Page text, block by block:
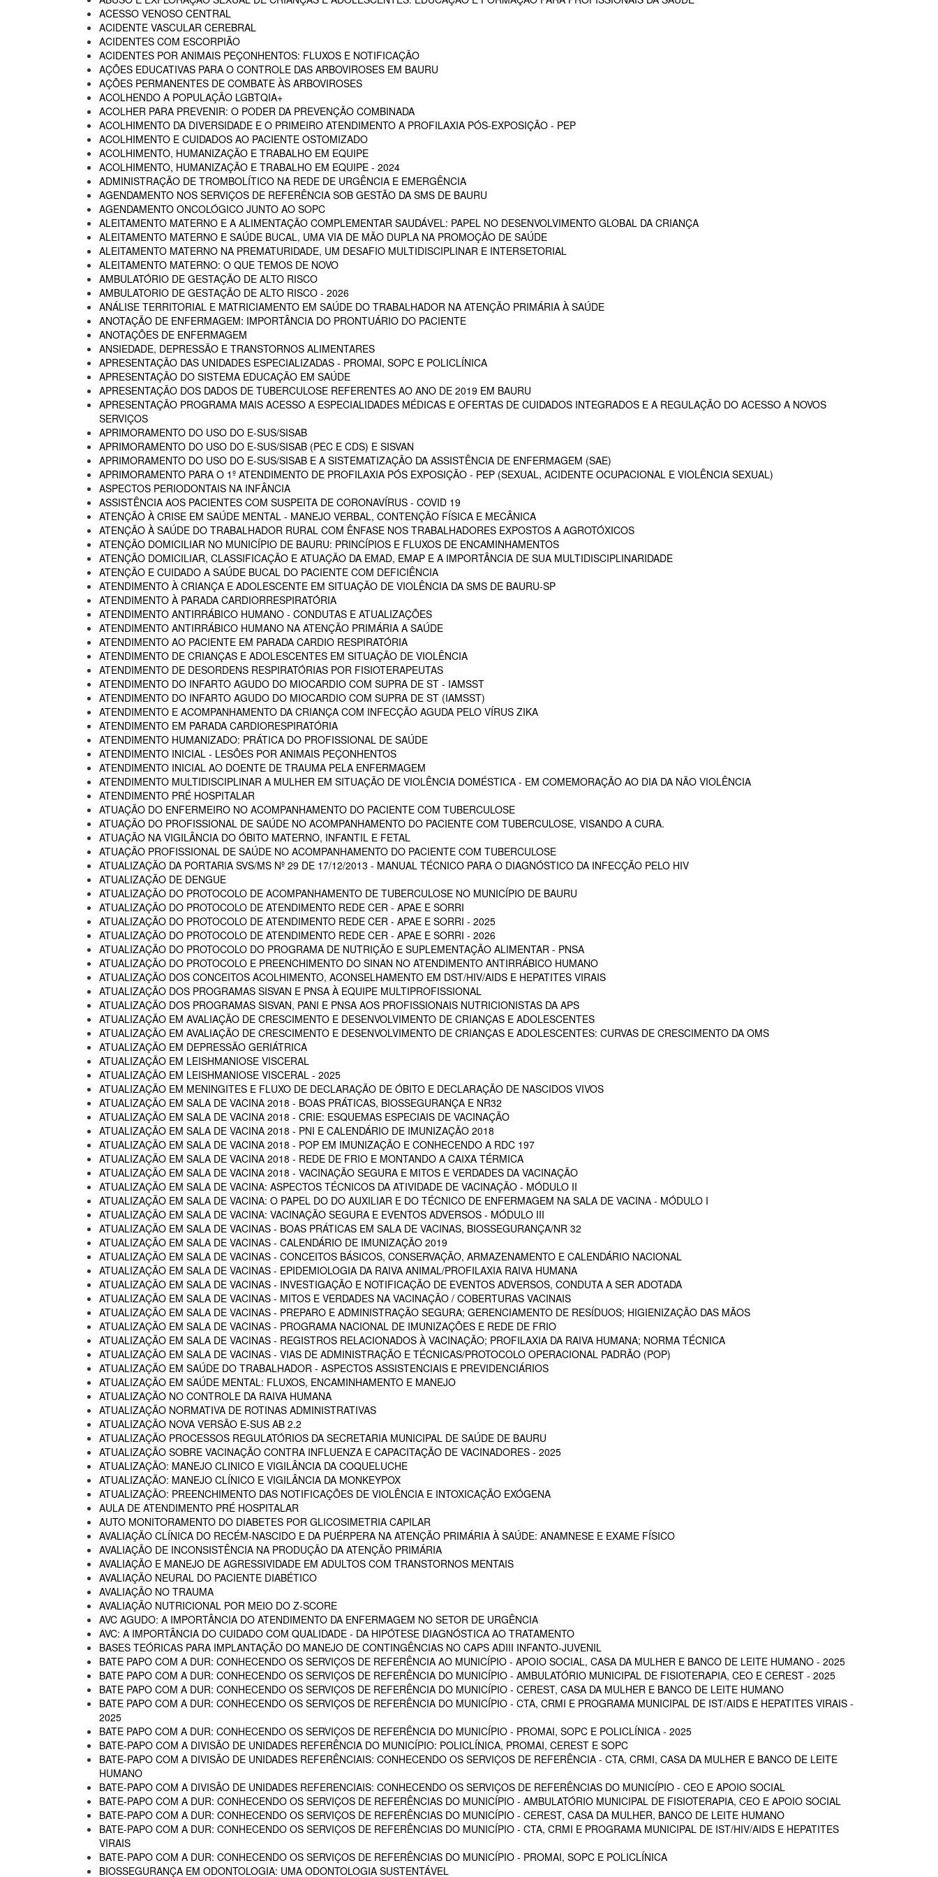
ACESSO VENOSO CENTRAL
ACIDENTE VASCULAR CEREBRAL
ACIDENTES COM ESCORPIÃO
ACIDENTES POR ANIMAIS PEÇONHENTOS: FLUXOS E NOTIFICAÇÃO
AÇÕES EDUCATIVAS PARA O CONTROLE DAS ARBOVIROSES EM BAURU
AÇÕES PERMANENTES DE COMBATE ÀS ARBOVIROSES
ACOLHENDO A POPULAÇÃO LGBTQIA+
ACOLHER PARA PREVENIR: O PODER DA PREVENÇÃO COMBINADA
ACOLHIMENTO DA DIVERSIDADE E O PRIMEIRO ATENDIMENTO A PROFILAXIA PÓS-EXPOSIÇÃO - PEP
ACOLHIMENTO E CUIDADOS AO PACIENTE OSTOMIZADO
ACOLHIMENTO, HUMANIZAÇÃO E TRABALHO EM EQUIPE
ACOLHIMENTO, HUMANIZAÇÃO E TRABALHO EM EQUIPE - 2024
ADMINISTRAÇÃO DE TROMBOLÍTICO NA REDE DE URGÊNCIA E EMERGÊNCIA
AGENDAMENTO NOS SERVIÇOS DE REFERÊNCIA SOB GESTÃO DA SMS DE BAURU
AGENDAMENTO ONCOLÓGICO JUNTO AO SOPC
ALEITAMENTO MATERNO E A ALIMENTAÇÃO COMPLEMENTAR SAUDÁVEL: PAPEL NO DESENVOLVIMENTO GLOBAL DA CRIANÇA
ALEITAMENTO MATERNO E SAÚDE BUCAL, UMA VIA DE MÃO DUPLA NA PROMOÇÃO DE SAÚDE
ALEITAMENTO MATERNO NA PREMATURIDADE, UM DESAFIO MULTIDISCIPLINAR E INTERSETORIAL
ALEITAMENTO MATERNO: O QUE TEMOS DE NOVO
AMBULATÓRIO DE GESTAÇÃO DE ALTO RISCO
AMBULATORIO DE GESTAÇÃO DE ALTO RISCO - 2026
ANÁLISE TERRITORIAL E MATRICIAMENTO EM SAÚDE DO TRABALHADOR NA ATENÇÃO PRIMÁRIA À SAÚDE
ANOTAÇÃO DE ENFERMAGEM: IMPORTÂNCIA DO PRONTUÁRIO DO PACIENTE
ANOTAÇÕES DE ENFERMAGEM
ANSIEDADE, DEPRESSÃO E TRANSTORNOS ALIMENTARES
APRESENTAÇÃO DAS UNIDADES ESPECIALIZADAS - PROMAI, SOPC E POLICLÍNICA
APRESENTAÇÃO DO SISTEMA EDUCAÇÃO EM SAÚDE
APRESENTAÇÃO DOS DADOS DE TUBERCULOSE REFERENTES AO ANO DE 2019 EM BAURU
APRESENTAÇÃO PROGRAMA MAIS ACESSO A ESPECIALIDADES MÉDICAS E OFERTAS DE CUIDADOS INTEGRADOS E A REGULAÇÃO DO ACESSO A NOVOS
SERVIÇOS
APRIMORAMENTO DO USO DO E-SUS/SISAB
APRIMORAMENTO DO USO DO E-SUS/SISAB (PEC E CDS) E SISVAN
APRIMORAMENTO DO USO DO E-SUS/SISAB E A SISTEMATIZAÇÃO DA ASSISTÊNCIA DE ENFERMAGEM (SAE)
APRIMORAMENTO PARA O 1º ATENDIMENTO DE PROFILAXIA PÓS EXPOSIÇÃO - PEP (SEXUAL, ACIDENTE OCUPACIONAL E VIOLÊNCIA SEXUAL)
ASPECTOS PERIODONTAIS NA INFÂNCIA
ASSISTÊNCIA AOS PACIENTES COM SUSPEITA DE CORONAVÍRUS - COVID 19
ATENÇÃO À CRISE EM SAÚDE MENTAL - MANEJO VERBAL, CONTENÇÃO FÍSICA E MECÂNICA
ATENÇÃO À SAÚDE DO TRABALHADOR RURAL COM ÊNFASE NOS TRABALHADORES EXPOSTOS A AGROTÓXICOS
ATENÇÃO DOMICILIAR NO MUNICÍPIO DE BAURU: PRINCÍPIOS E FLUXOS DE ENCAMINHAMENTOS
ATENÇÃO DOMICILIAR, CLASSIFICAÇÃO E ATUAÇÃO DA EMAD, EMAP E A IMPORTÂNCIA DE SUA MULTIDISCIPLINARIDADE
ATENÇÃO E CUIDADO A SAÚDE BUCAL DO PACIENTE COM DEFICIÊNCIA
ATENDIMENTO À CRIANÇA E ADOLESCENTE EM SITUAÇÃO DE VIOLÊNCIA DA SMS DE BAURU-SP
ATENDIMENTO À PARADA CARDIORRESPIRATÓRIA
ATENDIMENTO ANTIRRÁBICO HUMANO - CONDUTAS E ATUALIZAÇÕES
ATENDIMENTO ANTIRRÁBICO HUMANO NA ATENÇÃO PRIMÁRIA A SAÚDE
ATENDIMENTO AO PACIENTE EM PARADA CARDIO RESPIRATÓRIA
ATENDIMENTO DE CRIANÇAS E ADOLESCENTES EM SITUAÇÃO DE VIOLÊNCIA
ATENDIMENTO DE DESORDENS RESPIRATÓRIAS POR FISIOTERAPEUTAS
ATENDIMENTO DO INFARTO AGUDO DO MIOCARDIO COM SUPRA DE ST - IAMSST
ATENDIMENTO DO INFARTO AGUDO DO MIOCARDIO COM SUPRA DE ST (IAMSST)
ATENDIMENTO E ACOMPANHAMENTO DA CRIANÇA COM INFECÇÃO AGUDA PELO VÍRUS ZIKA
ATENDIMENTO EM PARADA CARDIORESPIRATÓRIA
ATENDIMENTO HUMANIZADO: PRÁTICA DO PROFISSIONAL DE SAÚDE
ATENDIMENTO INICIAL - LESÕES POR ANIMAIS PEÇONHENTOS
ATENDIMENTO INICIAL AO DOENTE DE TRAUMA PELA ENFERMAGEM
ATENDIMENTO MULTIDISCIPLINAR A MULHER EM SITUAÇÃO DE VIOLÊNCIA DOMÉSTICA - EM COMEMORAÇÃO AO DIA DA NÃO VIOLÊNCIA
ATENDIMENTO PRÉ HOSPITALAR
ATUAÇÃO DO ENFERMEIRO NO ACOMPANHAMENTO DO PACIENTE COM TUBERCULOSE
ATUAÇÃO DO PROFISSIONAL DE SAÚDE NO ACOMPANHAMENTO DO PACIENTE COM TUBERCULOSE, VISANDO A CURA.
ATUAÇÃO NA VIGILÂNCIA DO ÓBITO MATERNO, INFANTIL E FETAL
ATUAÇÃO PROFISSIONAL DE SAÚDE NO ACOMPANHAMENTO DO PACIENTE COM TUBERCULOSE
ATUALIZAÇÃO DA PORTARIA SVS/MS Nº 29 DE 17/12/2013 - MANUAL TÉCNICO PARA O DIAGNÓSTICO DA INFECÇÃO PELO HIV
ATUALIZAÇÃO DE DENGUE
ATUALIZAÇÃO DO PROTOCOLO DE ACOMPANHAMENTO DE TUBERCULOSE NO MUNICÍPIO DE BAURU
ATUALIZAÇÃO DO PROTOCOLO DE ATENDIMENTO REDE CER - APAE E SORRI
ATUALIZAÇÃO DO PROTOCOLO DE ATENDIMENTO REDE CER - APAE E SORRI - 2025
ATUALIZAÇÃO DO PROTOCOLO DE ATENDIMENTO REDE CER - APAE E SORRI - 2026
ATUALIZAÇÃO DO PROTOCOLO DO PROGRAMA DE NUTRIÇÃO E SUPLEMENTAÇÃO ALIMENTAR - PNSA
ATUALIZAÇÃO DO PROTOCOLO E PREENCHIMENTO DO SINAN NO ATENDIMENTO ANTIRRÁBICO HUMANO
ATUALIZAÇÃO DOS CONCEITOS ACOLHIMENTO, ACONSELHAMENTO EM DST/HIV/AIDS E HEPATITES VIRAIS
ATUALIZAÇÃO DOS PROGRAMAS SISVAN E PNSA À EQUIPE MULTIPROFISSIONAL
ATUALIZAÇÃO DOS PROGRAMAS SISVAN, PANI E PNSA AOS PROFISSIONAIS NUTRICIONISTAS DA APS
ATUALIZAÇÃO EM AVALIAÇÃO DE CRESCIMENTO E DESENVOLVIMENTO DE CRIANÇAS E ADOLESCENTES
ATUALIZAÇÃO EM AVALIAÇÃO DE CRESCIMENTO E DESENVOLVIMENTO DE CRIANÇAS E ADOLESCENTES: CURVAS DE CRESCIMENTO DA OMS
ATUALIZAÇÃO EM DEPRESSÃO GERIÁTRICA
ATUALIZAÇÃO EM LEISHMANIOSE VISCERAL
ATUALIZAÇÃO EM LEISHMANIOSE VISCERAL - 2025
ATUALIZAÇÃO EM MENINGITES E FLUXO DE DECLARAÇÃO DE ÓBITO E DECLARAÇÃO DE NASCIDOS VIVOS
ATUALIZAÇÃO EM SALA DE VACINA 2018 - BOAS PRÁTICAS, BIOSSEGURANÇA E NR32
ATUALIZAÇÃO EM SALA DE VACINA 2018 - CRIE: ESQUEMAS ESPECIAIS DE VACINAÇÃO
ATUALIZAÇÃO EM SALA DE VACINA 2018 - PNI E CALENDÁRIO DE IMUNIZAÇÃO 2018
ATUALIZAÇÃO EM SALA DE VACINA 2018 - POP EM IMUNIZAÇÃO E CONHECENDO A RDC 197
ATUALIZAÇÃO EM SALA DE VACINA 2018 - REDE DE FRIO E MONTANDO A CAIXA TÉRMICA
ATUALIZAÇÃO EM SALA DE VACINA 2018 - VACINAÇÃO SEGURA E MITOS E VERDADES DA VACINAÇÃO
ATUALIZAÇÃO EM SALA DE VACINA: ASPECTOS TÉCNICOS DA ATIVIDADE DE VACINAÇÃO - MÓDULO II
ATUALIZAÇÃO EM SALA DE VACINA: O PAPEL DO DO AUXILIAR E DO TÉCNICO DE ENFERMAGEM NA SALA DE VACINA - MÓDULO I
ATUALIZAÇÃO EM SALA DE VACINA: VACINAÇÃO SEGURA E EVENTOS ADVERSOS - MÓDULO III
ATUALIZAÇÃO EM SALA DE VACINAS - BOAS PRÁTICAS EM SALA DE VACINAS, BIOSSEGURANÇA/NR 32
ATUALIZAÇÃO EM SALA DE VACINAS - CALENDÁRIO DE IMUNIZAÇÃO 2019
ATUALIZAÇÃO EM SALA DE VACINAS - CONCEITOS BÁSICOS, CONSERVAÇÃO, ARMAZENAMENTO E CALENDÁRIO NACIONAL
ATUALIZAÇÃO EM SALA DE VACINAS - EPIDEMIOLOGIA DA RAIVA ANIMAL/PROFILAXIA RAIVA HUMANA
ATUALIZAÇÃO EM SALA DE VACINAS - INVESTIGAÇÃO E NOTIFICAÇÃO DE EVENTOS ADVERSOS, CONDUTA A SER ADOTADA
ATUALIZAÇÃO EM SALA DE VACINAS - MITOS E VERDADES NA VACINAÇÃO / COBERTURAS VACINAIS
ATUALIZAÇÃO EM SALA DE VACINAS - PREPARO E ADMINISTRAÇÃO SEGURA; GERENCIAMENTO DE RESÍDUOS; HIGIENIZAÇÃO DAS MÃOS
ATUALIZAÇÃO EM SALA DE VACINAS - PROGRAMA NACIONAL DE IMUNIZAÇÕES E REDE DE FRIO
ATUALIZAÇÃO EM SALA DE VACINAS - REGISTROS RELACIONADOS À VACINAÇÃO; PROFILAXIA DA RAIVA HUMANA; NORMA TÉCNICA
ATUALIZAÇÃO EM SALA DE VACINAS - VIAS DE ADMINISTRAÇÃO E TÉCNICAS/PROTOCOLO OPERACIONAL PADRÃO (POP)
ATUALIZAÇÃO EM SAÚDE DO TRABALHADOR - ASPECTOS ASSISTENCIAIS E PREVIDENCIÁRIOS
ATUALIZAÇÃO EM SAÚDE MENTAL: FLUXOS, ENCAMINHAMENTO E MANEJO
ATUALIZAÇÃO NO CONTROLE DA RAIVA HUMANA
ATUALIZAÇÃO NORMATIVA DE ROTINAS ADMINISTRATIVAS
ATUALIZAÇÃO NOVA VERSÃO E-SUS AB 2.2
ATUALIZAÇÃO PROCESSOS REGULATÓRIOS DA SECRETARIA MUNICIPAL DE SAÚDE DE BAURU
ATUALIZAÇÃO SOBRE VACINAÇÃO CONTRA INFLUENZA E CAPACITAÇÃO DE VACINADORES - 2025
ATUALIZAÇÃO: MANEJO CLINICO E VIGILÂNCIA DA COQUELUCHE
ATUALIZAÇÃO: MANEJO CLÍNICO E VIGILÂNCIA DA MONKEYPOX
ATUALIZAÇÃO: PREENCHIMENTO DAS NOTIFICAÇÕES DE VIOLÊNCIA E INTOXICAÇÃO EXÓGENA
AULA DE ATENDIMENTO PRÉ HOSPITALAR
AUTO MONITORAMENTO DO DIABETES POR GLICOSIMETRIA CAPILAR
AVALIAÇÃO CLÍNICA DO RECÉM-NASCIDO E DA PUÉRPERA NA ATENÇÃO PRIMÁRIA À SAÚDE: ANAMNESE E EXAME FÍSICO
AVALIAÇÃO DE INCONSISTÊNCIA NA PRODUÇÃO DA ATENÇÃO PRIMÁRIA
AVALIAÇÃO E MANEJO DE AGRESSIVIDADE EM ADULTOS COM TRANSTORNOS MENTAIS
AVALIAÇÃO NEURAL DO PACIENTE DIABÉTICO
AVALIAÇÃO NO TRAUMA
AVALIAÇÃO NUTRICIONAL POR MEIO DO Z-SCORE
AVC AGUDO: A IMPORTÂNCIA DO ATENDIMENTO DA ENFERMAGEM NO SETOR DE URGÊNCIA
AVC: A IMPORTÂNCIA DO CUIDADO COM QUALIDADE - DA HIPÓTESE DIAGNÓSTICA AO TRATAMENTO
BASES TEÓRICAS PARA IMPLANTAÇÃO DO MANEJO DE CONTINGÊNCIAS NO CAPS ADIII INFANTO-JUVENIL
BATE PAPO COM A DUR: CONHECENDO OS SERVIÇOS DE REFERÊNCIA AO MUNICÍPIO - APOIO SOCIAL, CASA DA MULHER E BANCO DE LEITE HUMANO - 2025
BATE PAPO COM A DUR: CONHECENDO OS SERVIÇOS DE REFERÊNCIA DO MUNICÍPIO - AMBULATÓRIO MUNICIPAL DE FISIOTERAPIA, CEO E CEREST - 2025
BATE PAPO COM A DUR: CONHECENDO OS SERVIÇOS DE REFERÊNCIA DO MUNICÍPIO - CEREST, CASA DA MULHER E BANCO DE LEITE HUMANO
BATE PAPO COM A DUR: CONHECENDO OS SERVIÇOS DE REFERÊNCIA DO MUNICÍPIO - CTA, CRMI E PROGRAMA MUNICIPAL DE IST/AIDS E HEPATITES VIRAIS -
2025
BATE PAPO COM A DUR: CONHECENDO OS SERVIÇOS DE REFERÊNCIA DO MUNICÍPIO - PROMAI, SOPC E POLICLÍNICA - 2025
BATE-PAPO COM A DIVISÃO DE UNIDADES REFERÊNCIA DO MUNICÍPIO: POLICLÍNICA, PROMAI, CEREST E SOPC
BATE-PAPO COM A DIVISÃO DE UNIDADES REFERÊNCIAIS: CONHECENDO OS SERVIÇOS DE REFERÊNCIA - CTA, CRMI, CASA DA MULHER E BANCO DE LEITE
HUMANO
BATE-PAPO COM A DIVISÃO DE UNIDADES REFERENCIAIS: CONHECENDO OS SERVIÇOS DE REFERÊNCIAS DO MUNICÍPIO - CEO E APOIO SOCIAL
BATE-PAPO COM A DUR: CONHECENDO OS SERVIÇOS DE REFERÊNCIAS DO MUNICÍPIO - AMBULATÓRIO MUNICIPAL DE FISIOTERAPIA, CEO E APOIO SOCIAL
BATE-PAPO COM A DUR: CONHECENDO OS SERVIÇOS DE REFERÊNCIAS DO MUNICÍPIO - CEREST, CASA DA MULHER, BANCO DE LEITE HUMANO
BATE-PAPO COM A DUR: CONHECENDO OS SERVIÇOS DE REFERÊNCIAS DO MUNICÍPIO - CTA, CRMI E PROGRAMA MUNICIPAL DE IST/HIV/AIDS E HEPATITES
VIRAIS
BATE-PAPO COM A DUR: CONHECENDO OS SERVIÇOS DE REFERÊNCIAS DO MUNICÍPIO - PROMAI, SOPC E POLICLÍNICA
BIOSSEGURANÇA EM ODONTOLOGIA: UMA ODONTOLOGIA SUSTENTÁVEL